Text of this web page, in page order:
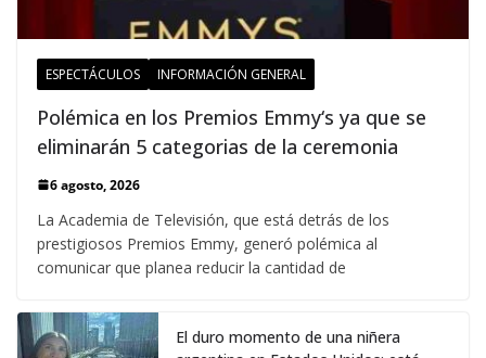
ESPECTÁCULOS INFORMACIÓN GENERAL
Polémica en los Premios Emmy‘s ya que se
eliminarán 5 categorias de la ceremonia
6 agosto, 2026
La Academia de Televisión, que está detrás de los
prestigiosos Premios Emmy, generó polémica al
comunicar que planea reducir la cantidad de
El duro momento de una niñera